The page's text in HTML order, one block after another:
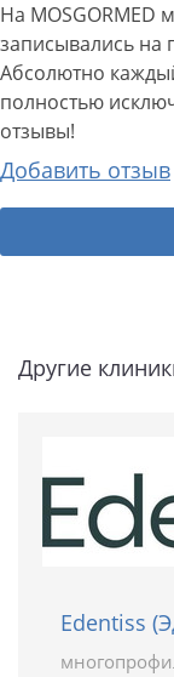
На MOSGORMED
записывались
Абсолютно
полностью
отзывы!
Добавить отзыв
Другие
Edentiss